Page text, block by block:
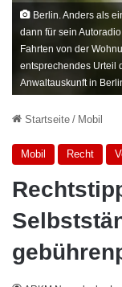
Berlin. Anders als
dann für sein
Fahrten von der
entsprechendes Urteil
Anwaltauskunft in
Startseite / Mobil
Mobil Recht